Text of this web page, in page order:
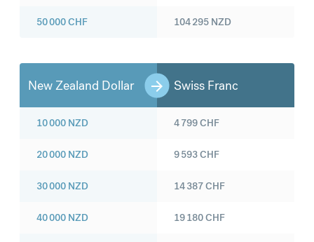
50 000CHF 104 295 NZD
New Zealand Dollar Swiss Franc
10 000 NZD
20 000 NZD
30 000 NZD
40 000 NZD
4 799CHF
9 593CHF
14 387CHF
19 180CHF